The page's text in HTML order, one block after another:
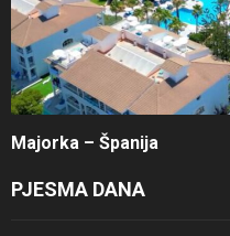
Majorka – Španija
PJESMA DANA